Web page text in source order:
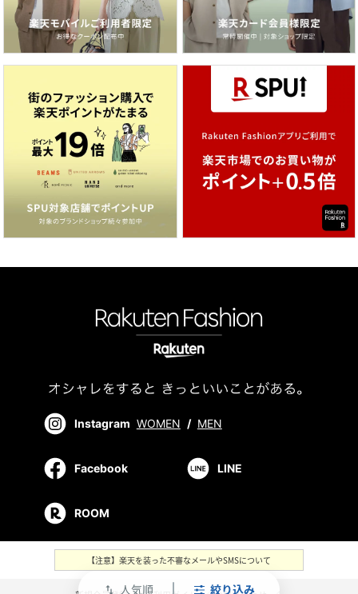
swap_vert 人気順 絞り込み
Instagram WOMEN / MEN
Facebook LINE
ROOM
【注意】楽天を装った不審なメールやSMSについて